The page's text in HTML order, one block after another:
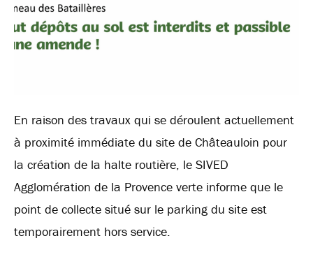
En raison des travaux qui se déroulent actuellement
à proximité immédiate du site de Châteauloin pour
la création de la halte routière, le SIVED
Agglomération de la Provence verte informe que le
point de collecte situé sur le parking du site est
temporairement hors service.